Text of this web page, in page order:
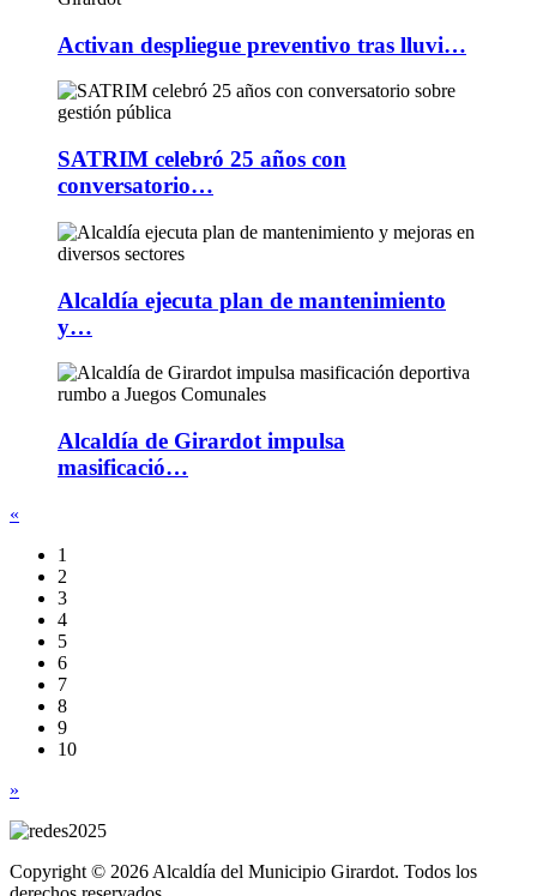
Activan despliegue preventivo tras lluvi…
SATRIM celebró 25 años con
conversatorio…
Alcaldía ejecuta plan de mantenimiento
y…
Alcaldía de Girardot impulsa
masificació…
«
1
2
3
4
5
6
7
8
9
10
»
Copyright © 2026 Alcaldía del Municipio Girardot. Todos los